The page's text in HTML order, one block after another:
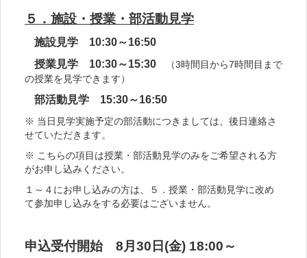
５．施設・授業・部活動見学
施設見学 10:30～16:50
授業見学 10:30～15:30 （3時間目から7時間目まで
の授業を見学できます）
部活動見学 15:30～16:50
※ 当日見学実施予定の部活動につきましては、後日連絡さ
せていただきます。
※ こちらの項目は授業・部活動見学のみをご希望される方
がお申し込みください。
１～４にお申し込みの方は、５．授業・部活動見学に改め
て参加申し込みをする必要はございません。
申込受付開始 8月30日(金) 18:00～